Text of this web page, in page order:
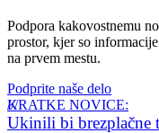
Podpora kakovostnemu
prostor, kjer so
na prvem mestu.
Podprite naše delo
KRATKE NOVICE:
Ukinili bi brezplačne